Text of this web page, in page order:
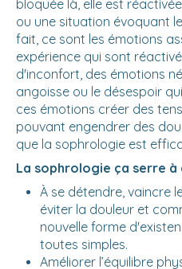
bloquée là, elle est
ou une situation évoquant
fait, ce sont les émotions
expérience qui sont
d'inconfort, des émotions
angoisse ou le désespoir
ces émotions créer des
pouvant engendrer des
que la sophrologie est
La sophrologie ça serre à
À se détendre, vaincre
éviter la douleur et
nouvelle forme
toutes simples.
Améliorer l’équilibre